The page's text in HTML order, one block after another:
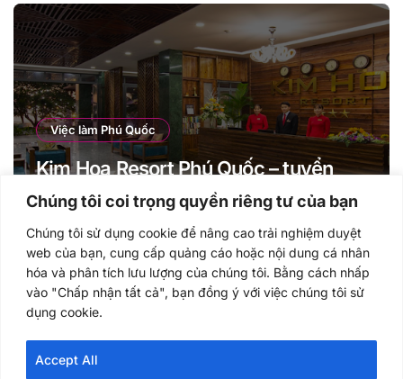
Chúng tôi coi trọng quyền riêng tư của bạn
Chúng tôi sử dụng cookie để nâng cao trải nghiệm duyệt
web của bạn, cung cấp quảng cáo hoặc nội dung cá nhân
hóa và phân tích lưu lượng của chúng tôi. Bằng cách nhấp
vào "Chấp nhận tất cả", bạn đồng ý với việc chúng tôi sử
dụng cookie.
Accept All
Việc làm Phú Quốc
Kim Hoa Resort Phú Quốc – tuyển
dụng Nhân sự cho năm 2021